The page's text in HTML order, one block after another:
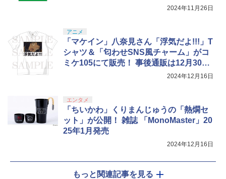
2024年11月26日
アニメ
「マケイン」八奈見さん「浮気だよ!!!」T
シャツ＆「匂わせSNS風チャーム」がコ
ミケ105にて販売！ 事後通販は12月30日
2024年12月16日
エンタメ
「ちいかわ」くりまんじゅうの「熱燗セ
ット」が公開！ 雑誌 「MonoMaster」20
25年1月発売
2024年12月16日
もっと関連記事を見る